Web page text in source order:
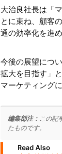
大治良社長は「
とに束ね、顧客
通の効率化を進め
今後の展望につ
拡大を目指す」
マーケティング
編集部注： この記
たものです。
Read Also